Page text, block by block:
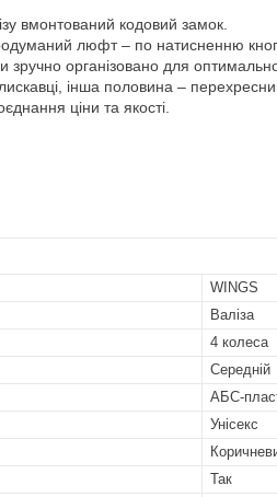
вмонтований кодовий замок.
люфт – по натисненню
зручно організовано для
інша половина –
ціни та якості.
WINGS
Валіза
4 колеса
Середній
АБС-
Унісекс
Так